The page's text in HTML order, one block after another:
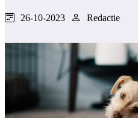
26-10-2023 Redactie